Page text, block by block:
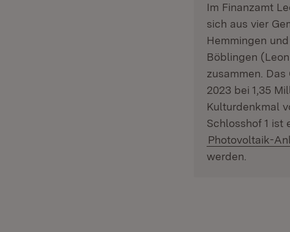
Im Finanzamt
sich aus vier
Hemmingen
Böblingen
zusammen.
2023 bei 1,35
Kulturdenkmal
Schlosshof 1 ist
Photovoltaik-
werden.